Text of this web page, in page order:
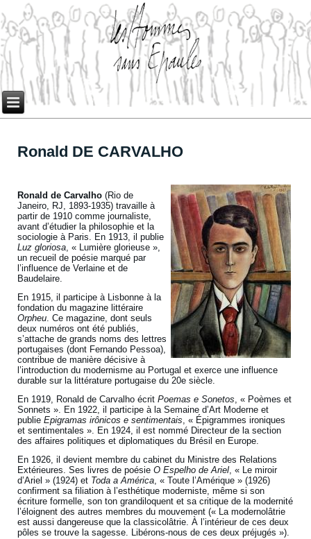
Ronald DE CARVALHO
Ronald de Carvalho (Rio de
Janeiro, RJ, 1893-1935) travaille à
partir de 1910 comme journaliste,
avant d’étudier la philosophie et la
sociologie à Paris. En 1913, il publie
Luz gloriosa, « Lumière glorieuse »,
un recueil de poésie marqué par
l’influence de Verlaine et de
Baudelaire.
En 1915, il participe à Lisbonne à la
fondation du magazine littéraire
Orpheu. Ce magazine, dont seuls
deux numéros ont été publiés,
s’attache de grands noms des lettres
portugaises (dont Fernando Pessoa),
contribue de manière décisive à
l’introduction du modernisme au Portugal et exerce une influence
durable sur la littérature portugaise du 20e siècle.
En 1919, Ronald de Carvalho écritPoemas e Sonetos, « Poèmes et
Sonnets ». En 1922, il participe à la Semaine d’Art Moderne et
publieEpigramas irônicos e sentimentais, « Épigrammes ironiques
et sentimentales ». En 1924, il est nommé Directeur de la section
des affaires politiques et diplomatiques du Brésil en Europe.
En 1926, il devient membre du cabinet du Ministre des Relations
Extérieures. Ses livres de poésieO Espelho de Ariel, « Le miroir
d’Ariel » (1924) et Toda a América, « Toute l’Amérique » (1926)
confirment sa filiation à l’esthétique moderniste, même si son
écriture formelle, son ton grandiloquent et sa critique de la modernité
l’éloignent des autres membres du mouvement (« La modernolâtrie
est aussi dangereuse que la classicolâtrie. À l’intérieur de ces deux
pôles se trouve la sagesse. Libérons-nous de ces deux préjugés »).